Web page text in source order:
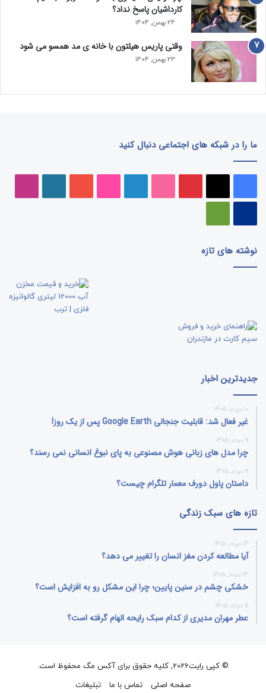
کارداشیان پاسخ نداد؟
24 بهمن, 1404
وقتی پاریس هیلتون با خانه‌ ی مد همسو می شود
23 بهمن, 1404
ما را در شبکه های اجتماعی دنبال کنید
نوشته های تازه
جدیدترین اخبار
10 مرداد, 1405
غیر فعال شد: قابلیت جنجالی Google Earth پس از یک روز!
9 مرداد, 1405
چرا مدل‌ های زبانی هوش مصنوعی به پای نبوغ انسانی نمی‌ رسند؟
9 مرداد, 1405
داستان پاول دورف معمار تلگرام چیست؟
تازه های سبک زندگی
14 مرداد, 1405
آیا مطالعه کردن مغز انسان را تغییر می‌ دهد؟
13 مرداد, 1405
خشکی چشم در سنین پایین؛ چرا این مشکل رو به افزایش است؟
5 مرداد, 1405
عطر مهران مدیری از کدام سبک رایحه الهام گرفته است؟
© کپی رایت2026, کلیه حقوق برای آکس مگ محفوظ است.
صفحه اصلی
تماس با ما تبلیغات